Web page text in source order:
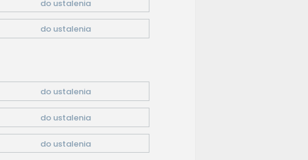
do ustalenia
do ustalenia
do ustalenia
do ustalenia
do ustalenia